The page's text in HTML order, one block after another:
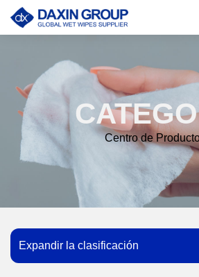
Centro de
Expandir la clasificación